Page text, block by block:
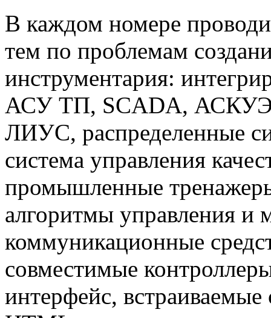
В каждом номере
тем по проблемам
инструментария:
АСУ ТП, SCADA,
ЛИУС, распределенные
система управления
промышленные
алгоритмы управления и
коммуникационные
совместимые
интерфейс,